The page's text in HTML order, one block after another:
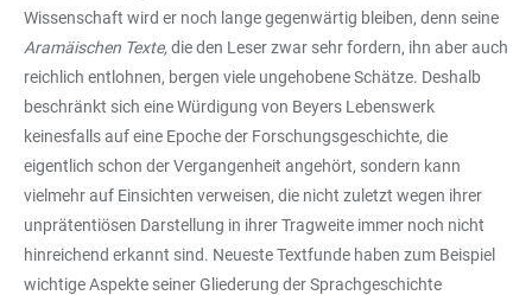
Wissenschaft wird er noch lange gegenwärtig bleiben, denn seine
Aramäischen Texte,die den Leser zwar sehr fordern, ihn aber auch
reichlich entlohnen, bergen viele ungehobene Schätze. Deshalb
beschränkt sich eine Würdigung von Beyers Lebenswerk
keinesfalls auf eine Epoche der Forschungsgeschichte, die
eigentlich schon der Vergangenheit angehört, sondern kann
vielmehr auf Einsichten verweisen, die nicht zuletzt wegen ihrer
unprätentiösen Darstellung in ihrer Tragweite immer noch nicht
hinreichend erkannt sind. Neueste Textfunde haben zum Beispiel
wichtige Aspekte seiner Gliederung der Sprachgeschichte